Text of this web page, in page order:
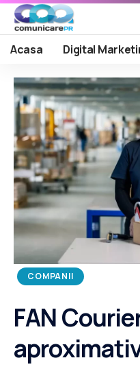
Acasa Digital
COMPANII
FAN